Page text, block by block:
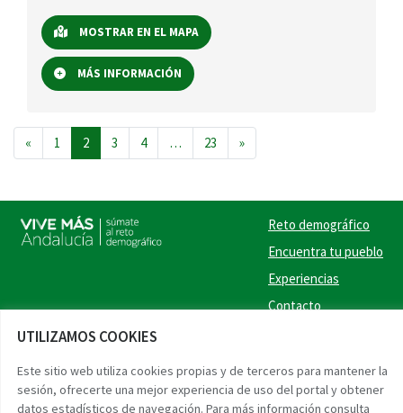
UTILIZAMOS COOKIES
Este sitio web utiliza cookies propias y de terceros para mantener la
sesión, ofrecerte una mejor experiencia de uso del portal y obtener
datos estadísticos de navegación. Para más información consulta
MOSTRAR EN EL MAPA
MÁS INFORMACIÓN
Navegación de entradas
« 1 2 3 4 … 23 »
Reto demográfico
Encuentra tu pueblo
Experiencias
Contacto
Accesibilidad Aviso legal Protección de datos